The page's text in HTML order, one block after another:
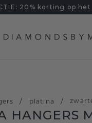
20% korting op
/ platina /
HANGERS